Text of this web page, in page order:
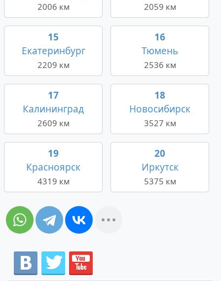
2006 км 2059 км
15
Екатеринбург
2209 км
16
Тюмень
2536 км
17
Калининград
2609 км
18
Новосибирск
3527 км
19
Красноярск
4319 км
20
Иркутск
5375 км